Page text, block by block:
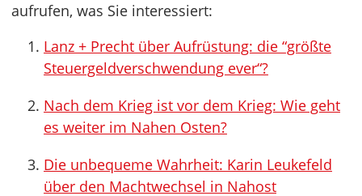
aufrufen, was Sie interessiert:
Lanz + Precht über Aufrüstung: die “größte
Steuergeldverschwendung ever“?
Nach dem Krieg ist vor dem Krieg: Wie geht
es weiter im Nahen Osten?
Die unbequeme Wahrheit: Karin Leukefeld
über den Machtwechsel in Nahost